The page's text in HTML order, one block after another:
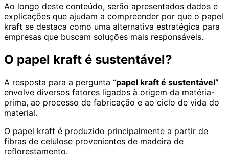
Ao longo deste conteúdo, serão apresentados dados e
explicações que ajudam a compreender por que o papel
kraft se destaca como uma alternativa estratégica para
empresas que buscam soluções mais responsáveis.
O papel kraft é sustentável?
A resposta para a pergunta “papel kraft é sustentável”
envolve diversos fatores ligados à origem da matéria-
prima, ao processo de fabricação e ao ciclo de vida do
material.
O papel kraft é produzido principalmente a partir de
fibras de celulose provenientes de madeira de
reflorestamento.